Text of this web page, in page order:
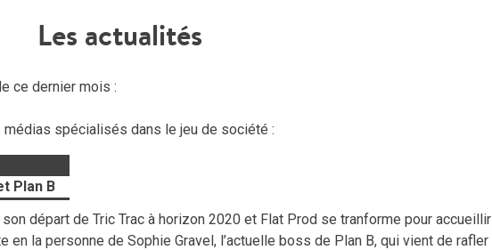
Les actualités
ce dernier mois :
spécialisés dans le jeu de société :
Plan B
départ de Tric Trac à horizon 2020 et Flat Prod se tranforme pour accueillir
en la personne de Sophie Gravel, l’actuelle boss de Plan B, qui vient de rafler